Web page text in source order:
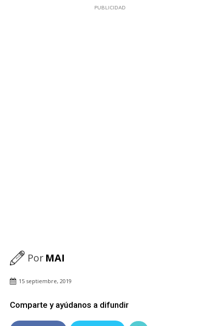
PUBLICIDAD
PorMAI
15 septiembre, 2019
Comparte y ayúdanos a difundir